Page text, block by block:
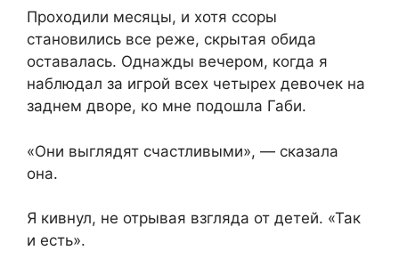
Проходили месяцы, и хотя ссоры
становились все реже, скрытая обида
оставалась. Однажды вечером, когда я
наблюдал за игрой всех четырех девочек на
заднем дворе, ко мне подошла Габи.
«Они выглядят счастливыми», — сказала
она.
Я кивнул, не отрывая взгляда от детей. «Так
и есть».